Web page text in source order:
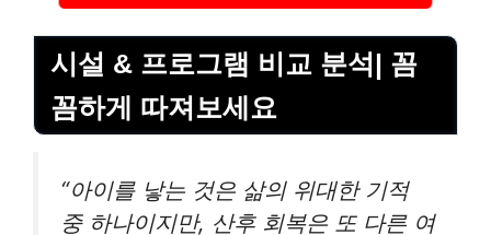
시설 & 프로그램 비교 분석| 꼼
꼼하게 따져보세요
“아이를 낳는 것은 삶의 위대한 기적
중 하나이지만, 산후 회복은 또 다른 여